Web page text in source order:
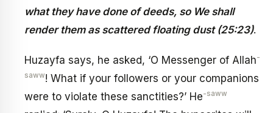
what they have done of deeds, so We shall
render them as scattered floating dust (25:23).
Huzayfa says, he asked, ‘O Messenger of Allah-
saww! What if your followers or your companions
were to violate these sanctities?’ He-saww